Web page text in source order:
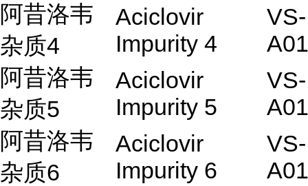
阿昔洛韦
杂质4
Aciclovir
Impurity 4
VS-
阿昔洛韦
杂质5
Aciclovir
Impurity 5
VS-
阿昔洛韦
杂质6
Aciclovir
Impurity 6
VS-